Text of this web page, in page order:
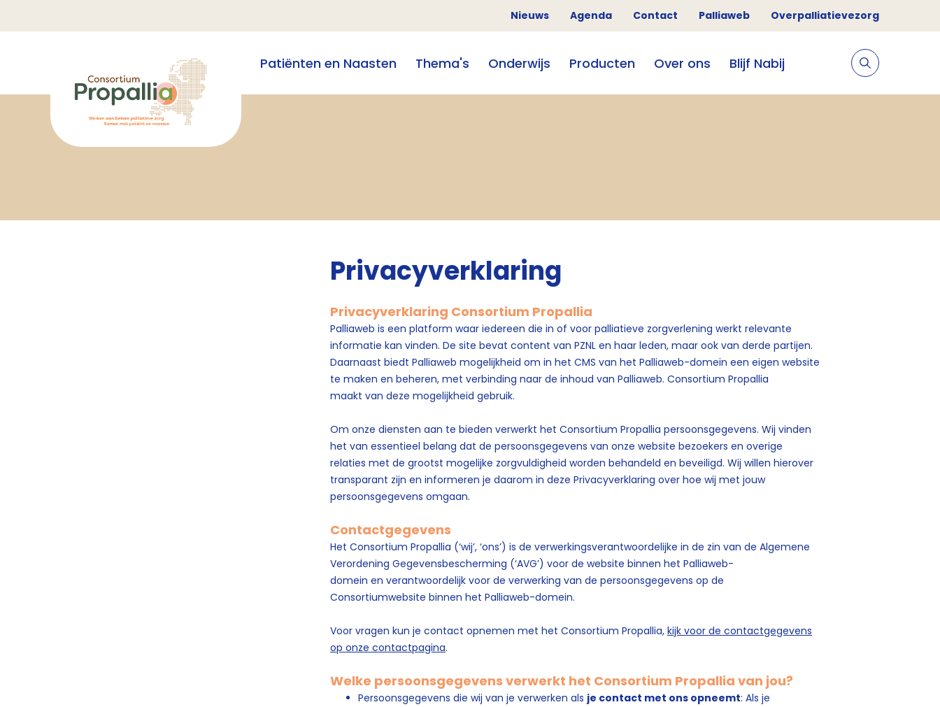
Nieuws Agenda Contact Palliaweb Overpalliatievezorg
Patiënten en Naasten Thema's Onderwijs Producten Over ons Blijf Nabij
Privacyverklaring
Privacyverklaring Consortium Propallia
Palliaweb is een platform waar iedereen die in of voor palliatieve zorgverlening werkt relevante
informatie kan vinden. De site bevat content van PZNL en haar leden, maar ook van derde partijen.
Daarnaast biedt Palliaweb mogelijkheid om in het CMS van het Palliaweb-domein een eigen website
te maken en beheren, met verbinding naar de inhoud van Palliaweb. Consortium Propallia
maakt van deze mogelijkheid gebruik.
Om onze diensten aan te bieden verwerkt het Consortium Propallia persoonsgegevens. Wij vinden
het van essentieel belang dat de persoonsgegevens van onze website bezoekers en overige
relaties met de grootst mogelijke zorgvuldigheid worden behandeld en beveiligd. Wij willen hierover
transparant zijn en informeren je daarom in deze Privacyverklaring over hoe wij met jouw
persoonsgegevens omgaan.
Contactgegevens
Het Consortium Propallia (‘wij’, ‘ons’) is de verwerkingsverantwoordelijke in de zin van de Algemene
Verordening Gegevensbescherming (‘AVG’) voor de website binnen het Palliaweb-
domein en verantwoordelijk voor de verwerking van de persoonsgegevens op de
Consortiumwebsite binnen het Palliaweb-domein.
Voor vragen kun je contact opnemen met het Consortium Propallia, kijk voor de contactgegevens
op onze contactpagina.
Welke persoonsgegevens verwerkt het Consortium Propallia van jou?
Persoonsgegevens die wij van je verwerken als je contact met ons opneemt: Als je